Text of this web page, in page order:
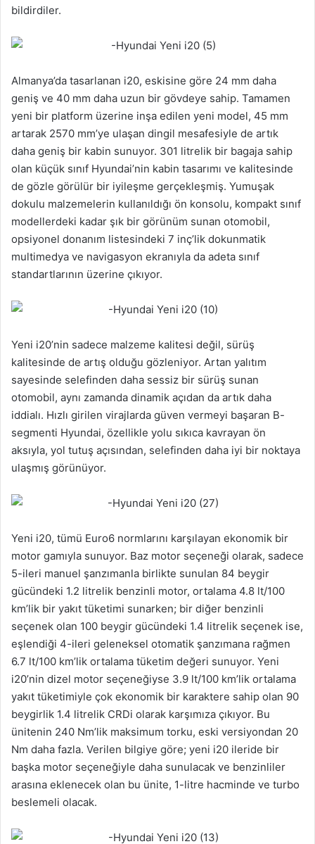
bildirdiler.
Almanya’da tasarlanan i20, eskisine göre 24 mm daha
geniş ve 40 mm daha uzun bir gövdeye sahip. Tamamen
yeni bir platform üzerine inşa edilen yeni model, 45 mm
artarak 2570 mm’ye ulaşan dingil mesafesiyle de artık
daha geniş bir kabin sunuyor. 301 litrelik bir bagaja sahip
olan küçük sınıf Hyundai’nin kabin tasarımı ve kalitesinde
de gözle görülür bir iyileşme gerçekleşmiş. Yumuşak
dokulu malzemelerin kullanıldığı ön konsolu, kompakt sınıf
modellerdeki kadar şık bir görünüm sunan otomobil,
opsiyonel donanım listesindeki 7 inç’lik dokunmatik
multimedya ve navigasyon ekranıyla da adeta sınıf
standartlarının üzerine çıkıyor.
Yeni i20’nin sadece malzeme kalitesi değil, sürüş
kalitesinde de artış olduğu gözleniyor. Artan yalıtım
sayesinde selefinden daha sessiz bir sürüş sunan
otomobil, aynı zamanda dinamik açıdan da artık daha
iddialı. Hızlı girilen virajlarda güven vermeyi başaran B-
segmenti Hyundai, özellikle yolu sıkıca kavrayan ön
aksıyla, yol tutuş açısından, selefinden daha iyi bir noktaya
ulaşmış görünüyor.
Yeni i20, tümü Euro6 normlarını karşılayan ekonomik bir
motor gamıyla sunuyor. Baz motor seçeneği olarak, sadece
5-ileri manuel şanzımanla birlikte sunulan 84 beygir
gücündeki 1.2 litrelik benzinli motor, ortalama 4.8 lt/100
km’lik bir yakıt tüketimi sunarken; bir diğer benzinli
seçenek olan 100 beygir gücündeki 1.4 litrelik seçenek ise,
eşlendiği 4-ileri geleneksel otomatik şanzımana rağmen
6.7 lt/100 km’lik ortalama tüketim değeri sunuyor. Yeni
i20’nin dizel motor seçeneğiyse 3.9 lt/100 km’lik ortalama
yakıt tüketimiyle çok ekonomik bir karaktere sahip olan 90
beygirlik 1.4 litrelik CRDi olarak karşımıza çıkıyor. Bu
ünitenin 240 Nm’lik maksimum torku, eski versiyondan 20
Nm daha fazla. Verilen bilgiye göre; yeni i20 ileride bir
başka motor seçeneğiyle daha sunulacak ve benzinliler
arasına eklenecek olan bu ünite, 1-litre hacminde ve turbo
beslemeli olacak.